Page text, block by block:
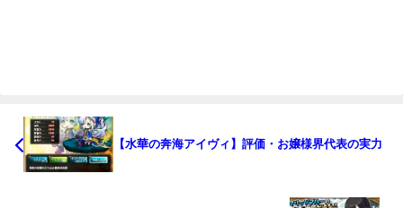
【水華の奔海アイヴィ】評価・お嬢様界代表の実力